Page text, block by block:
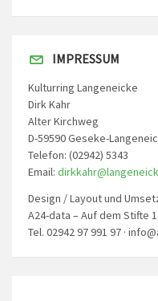
IMPRESSUM
Kulturring Langeneicke
Dirk Kahr
Alter Kirchweg
D-59590 Geseke-
Telefon: (02942) 5343
Email:
Design / Layout und
A24-data – Auf dem Stifte
Tel. 02942 97 991 97 ·